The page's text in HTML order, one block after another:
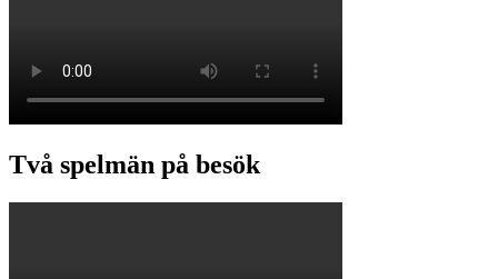
Två spelmän på besök